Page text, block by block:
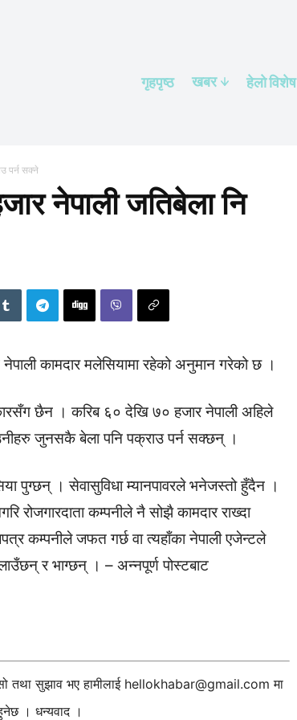
गृहपृष्ठ खबर हेलाे विशेष
पर्न सक्ने
नेपाली जतिबेला नि
कामदार मलेसियामा रहेको अनुमान गरेको छ ।
छैन । करिब ६० देखि ७० हजार नेपाली अहिले
जुनसकै बेला पनि पक्राउ पर्न सक्छन् ।
पुग्छन् । सेवासुविधा म्यानपावरले भनेजस्तो हुँदैन ।
रोजगारदाता कम्पनीले नै सोझै कामदार राख्दा
कम्पनीले जफत गर्छ वा त्यहाँका नेपाली एजेन्टले
र भाग्छन् । – अन्नपूर्ण पोस्टबाट
तथा सुझाव भए हामीलाई hellokhabar@gmail.com मा
। धन्यवाद ।